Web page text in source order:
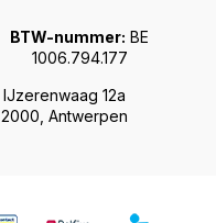
IJzerenwaag 12a
2000, Antwerpen
BTW-nummer: BE
1006.794.177